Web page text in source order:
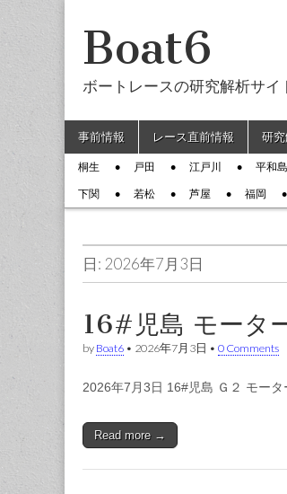
Boat6
ボートレースの研究解析サイ
Main menu
Skip to content
事前情報 レース直前情報 研
Sub menu
桐生 戸田 江戸川 平和島
下関 若松 芦屋 福岡
日: 2026年7月3日
16#児島 モータ
by Boat6 • 2026年7月3日 • 0 Comments
2026年7月3日 16#児島 Ｇ２ モー
Read more →